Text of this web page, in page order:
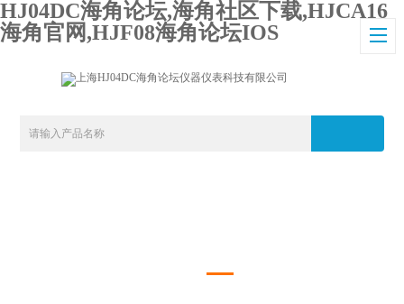
HJ04DC海角论坛,海角社区下载,HJCA16
海角官网,HJF08海角论坛IOS